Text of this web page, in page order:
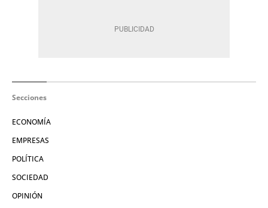
Secciones
ECONOMÍA
EMPRESAS
POLÍTICA
SOCIEDAD
OPINIÓN